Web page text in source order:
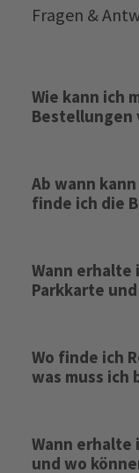
Fragen &
Wie kann ich
Bestellungen
Ab wann
finde ich die
Wann erhalte
Parkkarte
Bitte beachten:
Wo finde ich
was muss ich
Wann erhalte
und wo